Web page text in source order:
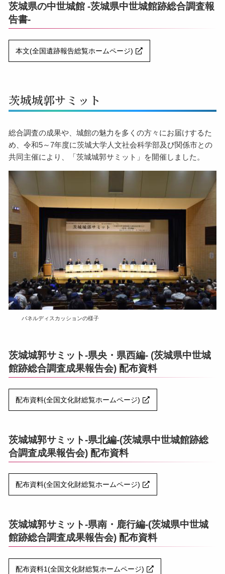
茨城県の中世城館 -茨城県中世城館跡総合調査報
告書-
本文(全国遺跡報告総覧ホームページ)
茨城城郭サミット
総合調査の成果や、城館の魅力を多くの方々にお届けするた
め、令和5～7年度に茨城大学人文社会科学部及び関係市との
共同主催により、「茨城城郭サミット」を開催しました。
パネルディスカッションの様子
茨城城郭サミット-県央・県西編- (茨城県中世城
館跡総合調査成果報告会) 配布資料
配布資料(全国文化財総覧ホームページ)
茨城城郭サミット-県北編-(茨城県中世城館跡総
合調査成果報告会) 配布資料
配布資料(全国文化財総覧ホームページ)
茨城城郭サミット-県南・鹿行編-(茨城県中世城
館跡総合調査成果報告会) 配布資料
配布資料1(全国文化財総覧ホームページ)